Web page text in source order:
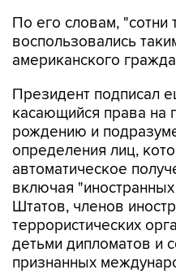
По его словам, "сотни
воспользовались
американского
Президент подписал
касающийся права на
рождению и
определения лиц,
автоматическое
включая
Штатов, членов
террористических
детьми дипломатов и
признанных